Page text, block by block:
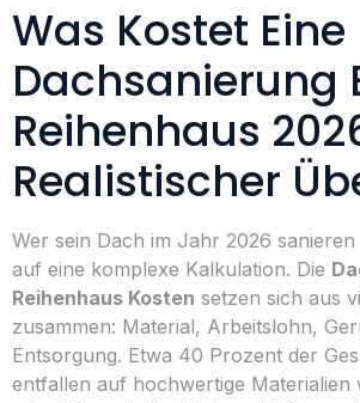
Was Kostet Eine
Dachsanierung
Reihenhaus
Realistischer
Wer sein Dach im Jahr 2026
auf eine komplexe Kalkulation. Die
Reihenhaus Kosten setzen sich aus
zusammen: Material, Arbeitslohn,
Entsorgung. Etwa 40 Prozent der
entfallen auf hochwertige Materialien